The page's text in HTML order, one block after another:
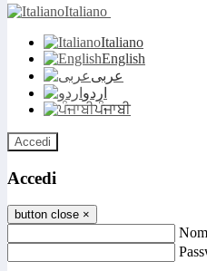
Italiano
Italiano
English
عربى
اردو
ਪੰਜਾਬੀ
Accedi
Accedi
button close ×